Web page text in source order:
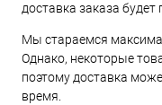
доставка заказа
Мы стараемся
Однако, некоторые
поэтому доставка
время.